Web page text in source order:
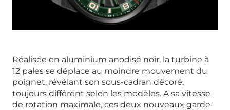
Réalisée en aluminium anodisé noir, la turbine à
12 pales se déplace au moindre mouvement du
poignet, révélant son sous-cadran décoré,
toujours différent selon les modèles. A sa vitesse
de rotation maximale, ces deux nouveaux garde-